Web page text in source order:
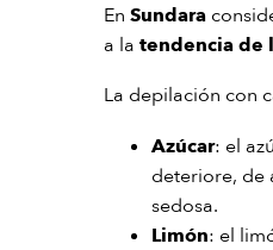
En Sundara
a la tendencia de
La depilación con
Azúcar: el
deteriore, de
sedosa.
Limón: el